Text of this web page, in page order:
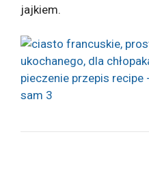
jajkiem.